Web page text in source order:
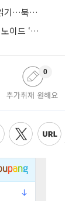
신성에스티, 2300억 규모 미국법인 가동 초읽기…북미 ESS 공략 본격화
에브리봇, 미 로봇 수출 FCC인증 보유…휴머노이드 ‘AI 두뇌’ 탑재 속도
추가취재 원해요
0